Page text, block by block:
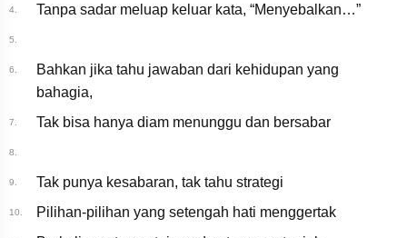
4. Tanpa sadar meluap keluar kata, “Menyebalkan…”
5.
6.
Bahkan jika tahu jawaban dari kehidupan yang
bahagia,
7. Tak bisa hanya diam menunggu dan bersabar
8.
9. Tak punya kesabaran, tak tahu strategi
10. Pilihan-pilihan yang setengah hati menggertak